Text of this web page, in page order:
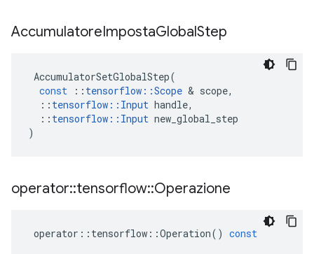
AccumulatoreImpostaGlobalStep
AccumulatorSetGlobalStep(
const
:: tensorflow ::Scope & scope,
:: tensorflow :: Input handle,
:: tensorflow :: Input new_global_step
)
operator::tensorflow::Operazione
operator :: tensorflow ::Operation() const